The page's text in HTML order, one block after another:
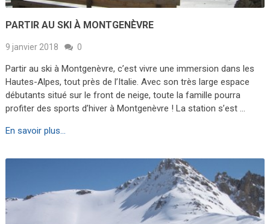
PARTIR AU SKI À MONTGENÈVRE
9 janvier 2018 0
Partir au ski à Montgenèvre, c’est vivre une immersion dans les
Hautes-Alpes, tout près de l’Italie. Avec son très large espace
débutants situé sur le front de neige, toute la famille pourra
profiter des sports d’hiver à Montgenèvre ! La station s’est …
En savoir plus...